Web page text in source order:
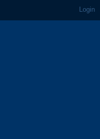
Login